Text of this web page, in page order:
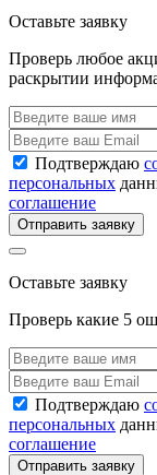
Оставьте заявку
Проверь любое
раскрытии
Подтверждаю
персональных
соглашение
Отправить заявку
Оставьте заявку
Проверь какие 5
Подтверждаю
персональных
соглашение
Отправить заявку